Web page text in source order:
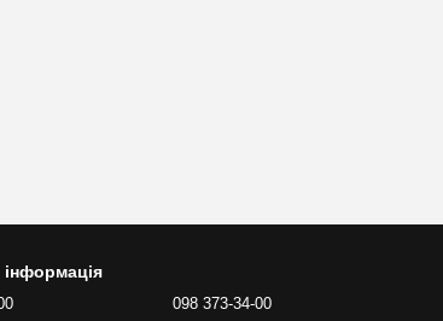
інформація
098 373-34-00